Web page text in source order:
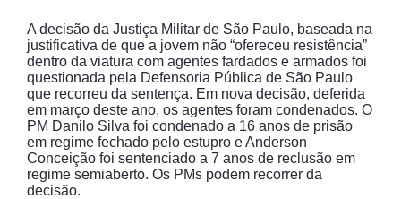
A decisão da Justiça Militar de São Paulo, baseada na
justificativa de que a jovem não “ofereceu resistência”
dentro da viatura com agentes fardados e armados foi
questionada pela Defensoria Pública de São Paulo
que recorreu da sentença. Em nova decisão, deferida
em março deste ano, os agentes foram condenados. O
PM Danilo Silva foi condenado a 16 anos de prisão
em regime fechado pelo estupro e Anderson
Conceição foi sentenciado a 7 anos de reclusão em
regime semiaberto. Os PMs podem recorrer da
decisão.